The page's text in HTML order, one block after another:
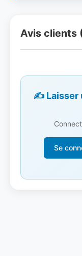
Avis clients
✍️ Laisser
Se